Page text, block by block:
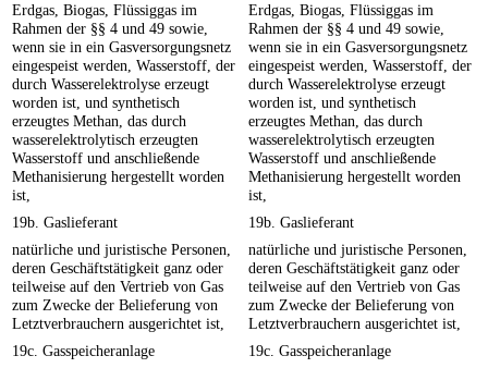
Erdgas, Biogas, Flüssiggas im
Rahmen der §§ 4 und 49 sowie,
wenn sie in ein Gasversorgungsnetz
eingespeist werden, Wasserstoff, der
durch Wasserelektrolyse erzeugt
worden ist, und synthetisch
erzeugtes Methan, das durch
wasserelektrolytisch erzeugten
Wasserstoff und anschließende
Methanisierung hergestellt worden
ist,
Erdgas, Biogas, Flüssiggas im
Rahmen der §§ 4 und 49 sowie,
wenn sie in ein Gasversorgungsnetz
eingespeist werden, Wasserstoff, der
durch Wasserelektrolyse erzeugt
worden ist, und synthetisch
erzeugtes Methan, das durch
wasserelektrolytisch erzeugten
Wasserstoff und anschließende
Methanisierung hergestellt worden
ist,
19b. Gaslieferant
19b. Gaslieferant
natürliche und juristische Personen,
deren Geschäftstätigkeit ganz oder
teilweise auf den Vertrieb von Gas
zum Zwecke der Belieferung von
Letztverbrauchern ausgerichtet ist,
natürliche und juristische Personen,
deren Geschäftstätigkeit ganz oder
teilweise auf den Vertrieb von Gas
zum Zwecke der Belieferung von
Letztverbrauchern ausgerichtet ist,
19c. Gasspeicheranlage
19c. Gasspeicheranlage